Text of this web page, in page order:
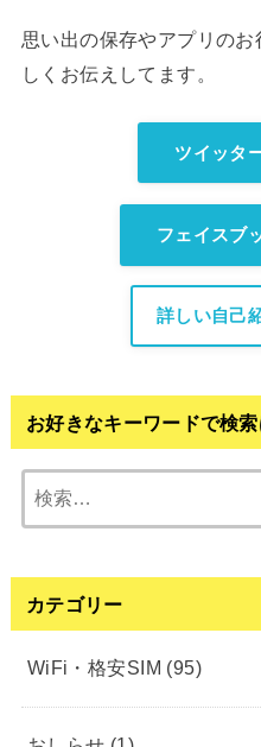
思い出の保存やアプリの
しくお伝えしてます。
ツイッタ
フェイスブ
詳しい自己
お好きなキーワードで検
カテゴリー
WiFi・格安SIM (95)